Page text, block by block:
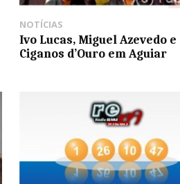
NOTÍCIAS
Ivo Lucas, Miguel Azevedo e
Ciganos d’Ouro em Aguiar